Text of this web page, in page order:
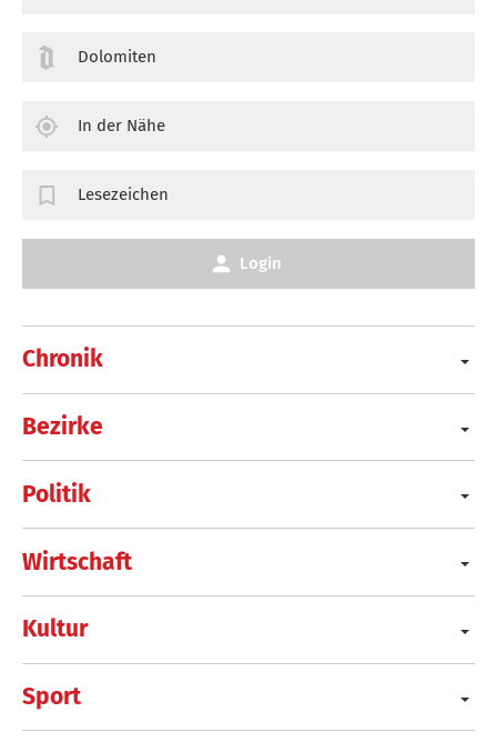
Chronik
Bezirke
Politik
Wirtschaft
Kultur
Sport
Dolomiten
In der Nähe
Lesezeichen
Login